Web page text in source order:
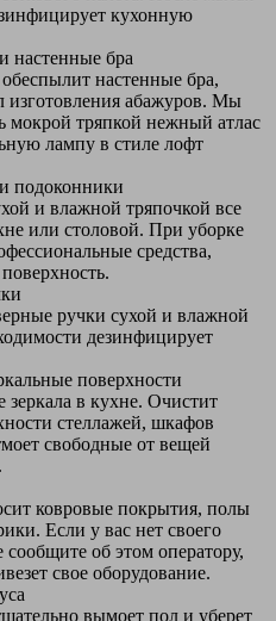
кухонную
настенные бра
настенные бра,
изготовления абажуров. Мы
мокрой тряпкой нежный атлас
лампу в стиле лофт
подоконники
и влажной тряпочкой все
или столовой. При уборке
средства,
ручки сухой и влажной
дезинфицирует
поверхности
в кухне. Очистит
стеллажей, шкафов
свободные от вещей
ковровые покрытия, полы
Если у вас нет своего
сообщите об этом оператору,
свое оборудование.
вымоет пол и уберет